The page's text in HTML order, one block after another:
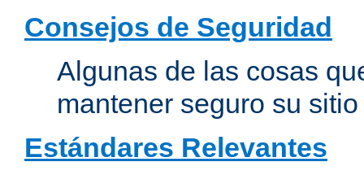
Consejos de Seguridad
Algunas de las cosas
mantener seguro su
Estándares Relevantes